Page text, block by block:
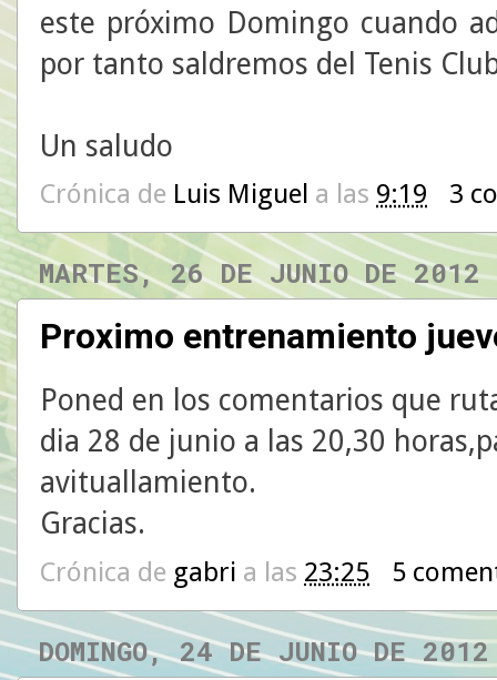
este próximo Domingo cuando
por tanto saldremos del Tenis
Un saludo
Crónica de Luis Miguel a las 9:19 3
MARTES, 26 DE JUNIO DE 2012
Proximo entrenamiento
Poned en los comentarios que
dia 28 de junio a las 20,30
avituallamiento.
Gracias.
Crónica de gabri a las 23:25 5
DOMINGO, 24 DE JUNIO DE 2012